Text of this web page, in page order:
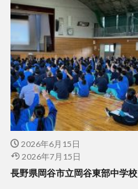
2026年6月15日
2026年7月15日
長野県岡谷市立岡谷東部中学校